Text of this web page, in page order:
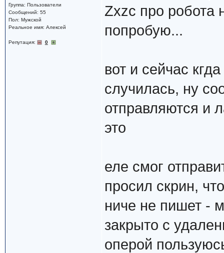
Группа: Пользователи
Сообщений: 55
Пол: Мужской
Реальное имя: Алексей
Репутация: 0
Zxzc про робота
попробую...
вот и сейчас
случилась, ну
отправляются и
это
еле смог
просил скрин,
ниче не пишет -
закрыто с
оперой